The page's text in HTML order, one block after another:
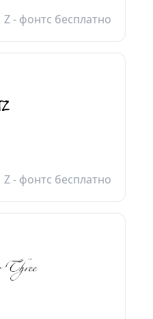
Z - фонтс бесплатно
Z - фонтс бесплатно